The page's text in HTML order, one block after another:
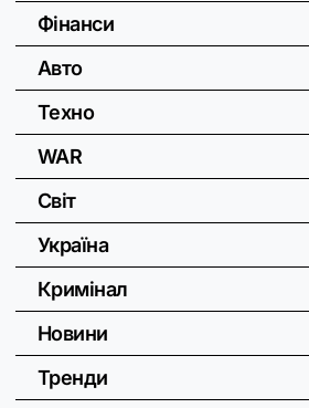
Фінанси
Авто
Техно
WAR
Світ
Україна
Кримінал
Новини
Тренди